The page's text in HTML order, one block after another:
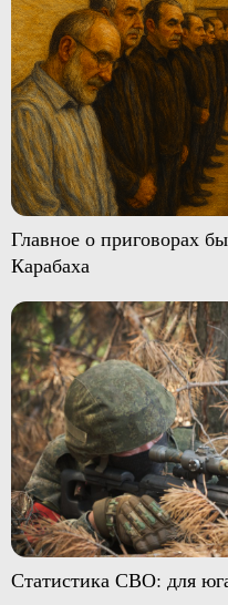
Главное о приговорах
Карабаха
Статистика СВО: для